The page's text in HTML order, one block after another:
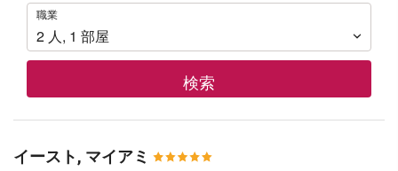
職
業
職業
2 人, 1 部屋
検索
イースト, マイアミ